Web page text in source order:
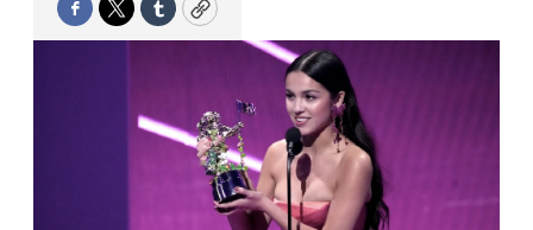
Facebook
TwitterTumblrCopy